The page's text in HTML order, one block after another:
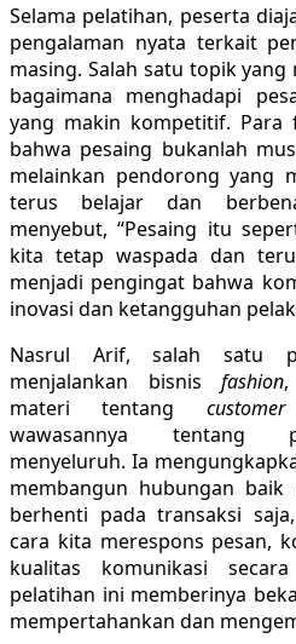
Selama pelatihan, peserta
pengalaman nyata terkait
masing. Salah satu topik
bagaimana menghadapi
yang makin kompetitif. Para
bahwa pesaing bukanlah
melainkan pendorong yang
terus belajar dan
menyebut, “Pesaing itu
kita tetap waspada dan
menjadi pengingat bahwa
inovasi dan ketangguhan
Nasrul Arif, salah satu
menjalankan bisnis fashion,
materi tentang
wawasannya tentang
menyeluruh. Ia
membangun hubungan
berhenti pada transaksi
cara kita merespons pesan,
kualitas komunikasi
pelatihan ini memberinya
mempertahankan dan